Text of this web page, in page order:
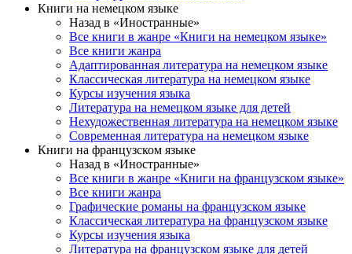
Книги на немецком языке
Назад в «Иностранные»
Все книги в жанре «Книги на немецком языке»
Все книги жанра
Адаптированная литература на немецком языке
Классическая литература на немецком языке
Курсы изучения языка
Литература на немецком языке для детей
Нехудожественная литература на немецком языке
Современная литература на немецком языке
Книги на французском языке
Назад в «Иностранные»
Все книги в жанре «Книги на французском языке»
Все книги жанра
Графические романы на французском языке
Классическая литература на французском языке
Курсы изучения языка
Литература на французском языке для детей